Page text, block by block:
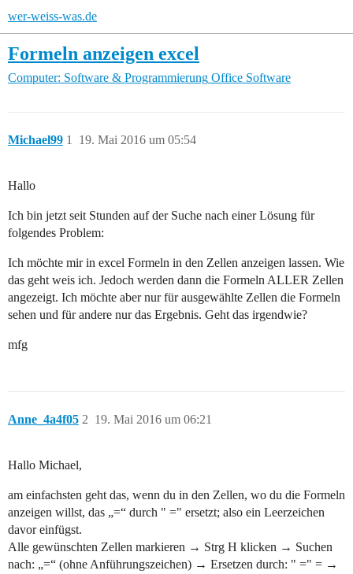
wer-weiss-was.de
Formeln anzeigen excel
Computer: Software & Programmierung Office Software
Michael99 19. Mai 2016 um 05:54
1
Hallo
Ich bin jetzt seit Stunden auf der Suche nach einer Lösung für
folgendes Problem:
Ich möchte mir in excel Formeln in den Zellen anzeigen lassen. Wie
das geht weis ich. Jedoch werden dann die Formeln ALLER Zellen
angezeigt. Ich möchte aber nur für ausgewählte Zellen die Formeln
sehen und für andere nur das Ergebnis. Geht das irgendwie?
mfg
Anne_4a4f05 19. Mai 2016 um 06:21
2
Hallo Michael,
am einfachsten geht das, wenn du in den Zellen, wo du die Formeln
anzeigen willst, das „=“ durch " =" ersetzt; also ein Leerzeichen
davor einfügst.
Alle gewünschten Zellen markieren → Strg H klicken → Suchen
nach: „=“ (ohne Anführungszeichen) → Ersetzen durch: " =" = →